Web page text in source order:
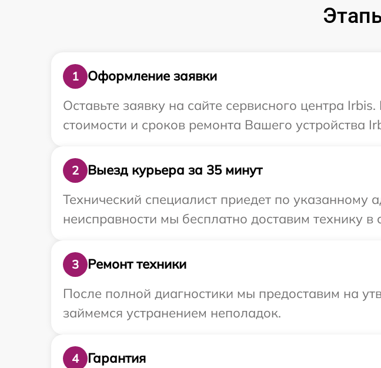
1
Оформление заявки
Оставьте заявку на сайте сервисного центра
стоимости и сроков ремонта Вашего устройства
2
Выезд курьера за 35 минут
Технический специалист приедет по
неисправности мы бесплатно доставим технику в
3
Ремонт техники
После полной диагностики мы предоставим на
займемся устранением неполадок.
4
Гарантия